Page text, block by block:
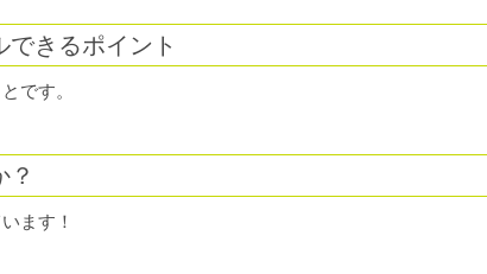
きるポイント
です。
？
ます！